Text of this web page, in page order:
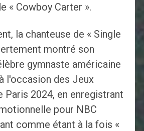
« Cowboy Carter ».
la chanteuse de « Single
montré son
gymnaste américaine
l'occasion des Jeux
Paris 2024, en enregistrant
pour NBC
comme étant à la fois «